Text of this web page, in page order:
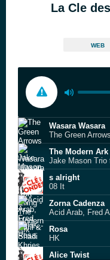
La Cle
WEB
Wasara Wasara
The Green Arrows
The Modern Ark
Jake Mason
s alright
08 It
Zorna Cadenza
Acid Arab, Fred
Rosa
HK
Alice Twist